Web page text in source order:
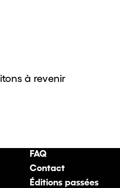
à revenir
FAQ
Contact
Éditions passées